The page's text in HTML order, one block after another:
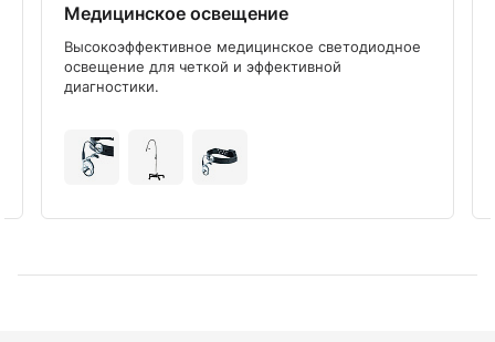
Медицинское освещение
Высокоэффективное медицинское светодиодное
освещение для четкой и эффективной
диагностики.